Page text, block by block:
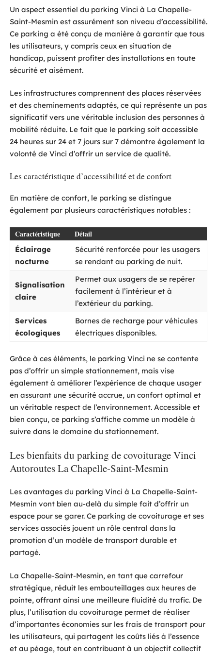
Un aspect essentiel du parking Vinci à La Chapelle-
Saint-Mesmin est assurément son niveau d’accessibilité.
Ce parking a été conçu de manière à garantir que tous
les utilisateurs, y compris ceux en situation de
handicap, puissent profiter des installations en toute
sécurité et aisément.
Les infrastructures comprennent des places réservées
et des cheminements adaptés, ce qui représente un pas
significatif vers une véritable inclusion des personnes à
mobilité réduite. Le fait que le parking soit accessible
24 heures sur 24 et 7 jours sur 7 démontre également la
volonté de Vinci d’offrir un service de qualité.
Les caractéristique d’accessibilité et de confort
En matière de confort, le parking se distingue
également par plusieurs caractéristiques notables :
Caractéristique Détail
Éclairage
nocturne
Sécurité renforcée pour les usagers
se rendant au parking de nuit.
Signalisation
claire
Permet aux usagers de se repérer
facilement à l’intérieur et à
l’extérieur du parking.
Services
écologiques
Bornes de recharge pour véhicules
électriques disponibles.
Grâce à ces éléments, le parking Vinci ne se contente
pas d’offrir un simple stationnement, mais vise
également à améliorer l’expérience de chaque usager
en assurant une sécurité accrue, un confort optimal et
un véritable respect de l’environnement. Accessible et
bien conçu, ce parking s’affiche comme un modèle à
suivre dans le domaine du stationnement.
Les bienfaits du parking de covoiturage Vinci
Autoroutes La Chapelle-Saint-Mesmin
Les avantages du parking Vinci à La Chapelle-Saint-
Mesmin vont bien au-delà du simple fait d’offrir un
espace pour se garer. Ce parking de covoiturage et ses
services associés jouent un rôle central dans la
promotion d’un modèle de transport durable et
partagé.
La Chapelle-Saint-Mesmin, en tant que carrefour
stratégique, réduit les embouteillages aux heures de
pointe, offrant ainsi une meilleure fluidité du trafic. De
plus, l’utilisation du covoiturage permet de réaliser
d’importantes économies sur les frais de transport pour
les utilisateurs, qui partagent les coûts liés à l’essence
et au péage, tout en contribuant à un objectif collectif